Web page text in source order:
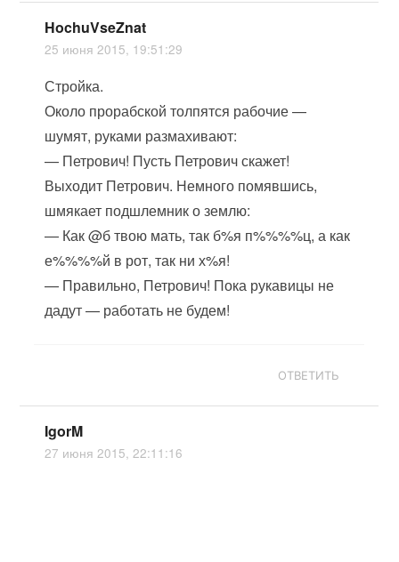
HochuVseZnat
25 июня 2015, 19:51:29
Стройка.
Около прорабской толпятся рабочие —
шумят, руками размахивают:
— Петрович! Пусть Петрович скажет!
Выходит Петрович. Немного помявшись,
шмякает подшлемник о землю:
— Как @б твою мать, так б%я п%%%%ц, а как
е%%%%й в рот, так ни х%я!
— Правильно, Петрович! Пока рукавицы не
дадут — работать не будем!
ОТВЕТИТЬ
IgorM
27 июня 2015, 22:11:16